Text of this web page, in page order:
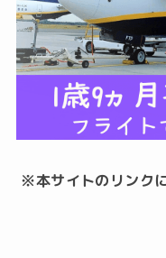
※本サイトのリンク